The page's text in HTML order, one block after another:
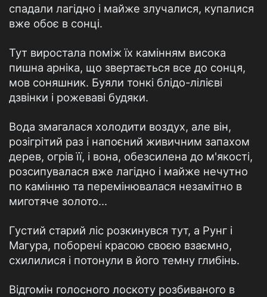
спадали лагідно і майже злучалися, купалися
вже обоє в сонці.
Тут виростала поміж їх камінням висока
пишна арніка, що звертається все до сонця,
мов соняшник. Буяли тонкі блідо-лілієві
дзвінки і рожеваві будяки.
Вода змагалася холодити воздух, але він,
розігрітий раз і напоєний живичним запахом
дерев, огрів її, і вона, обезсилена до м'якості,
розсипувалася вже лагідно і майже нечутно
по камінню та перемінювалася незамітно в
миготяче золото...
Густий старий ліс розкинувся тут, а Рунг і
Магура, поборені красою своєю взаємно,
схилилися і потонули в його темну глибінь.
Відгомін голосного лоскоту розбиваного в